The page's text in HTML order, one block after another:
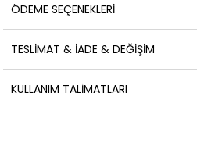
ÖDEME SEÇENEKLERI
TESLİMAT & İADE & DEĞİŞİM
KULLANIM TALİMATLARI